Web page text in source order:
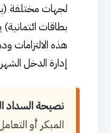
لجهات مختلفة
بطاقات
هذه
إدارة الدخل
نصيحة السداد
المبكر أو